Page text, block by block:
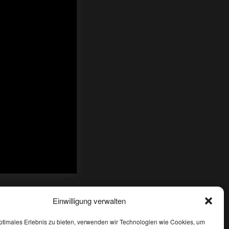
Einwilligung verwalten
Erlebnis zu bieten, verwenden wir Technologien wie Cookies, um
❯